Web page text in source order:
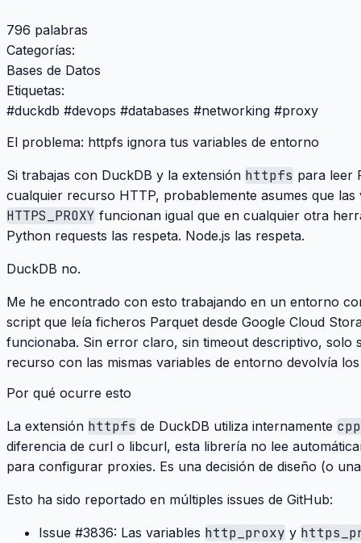
796 palabras
Categorías:
Bases de Datos
Etiquetas:
#duckdb #devops #databases #networking #proxy
El problema: httpfs ignora tus variables de entorno
Si trabajas con DuckDB y la extensión httpfs para leer
cualquier recurso HTTP, probablemente asumes que
HTTPS_PROXY funcionan igual que en cualquier otra
Python requests las respeta. Node.js las respeta.
DuckDB no.
Me he encontrado con esto trabajando en un entorno
script que leía ficheros Parquet desde Google Cloud
funcionaba. Sin error claro, sin timeout descriptivo, solo
recurso con las mismas variables de entorno devolvía
Por qué ocurre esto
La extensión httpfs de DuckDB utiliza internamente
diferencia de curl o libcurl, esta librería no lee
para configurar proxies. Es una decisión de diseño (o
Esto ha sido reportado en múltiples issues de GitHub:
Issue #3836: Las variables http_proxy y